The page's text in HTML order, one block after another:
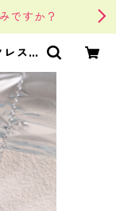
ですか？
レス |